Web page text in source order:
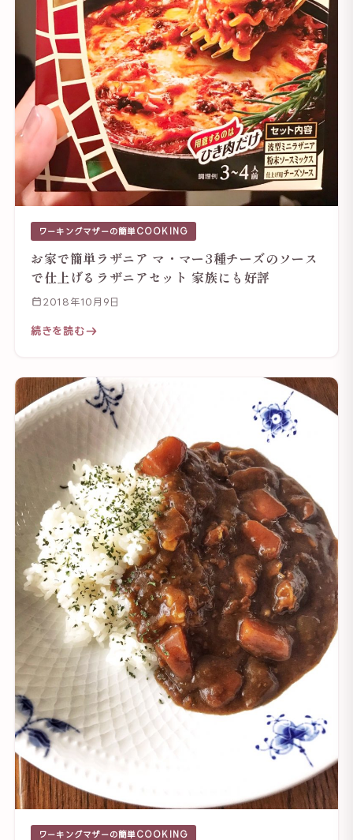
ワーキングマザーの簡単COOKING
お家で簡単ラザニア マ・マー3種チーズのソース
で仕上げるラザニアセット 家族にも好評
2018年10月9日
続きを読む
ワーキングマザーの簡単COOKING